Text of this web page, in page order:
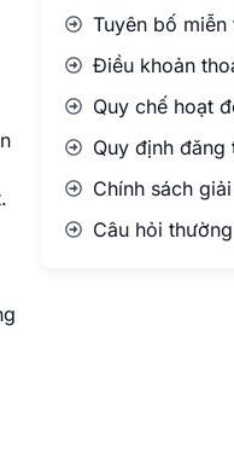
Tuyên bố
Điều khoản
Quy chế hoạt
Quy định đăng
Chính sách
Câu hỏi